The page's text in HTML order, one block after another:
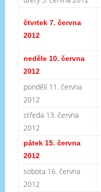
čtvrtek 7. června
2012
neděle 10. června
2012
pondělí 11. června
2012
středa 13. června
2012
pátek 15. června
2012
sobota 16. června
2012